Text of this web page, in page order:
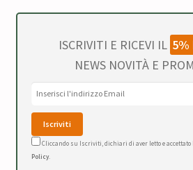
ISCRIVITI E RICEVI IL 5%
NEWS NOVITÀ E
Cliccando su Iscriviti, dichiari di aver letto e
Policy.